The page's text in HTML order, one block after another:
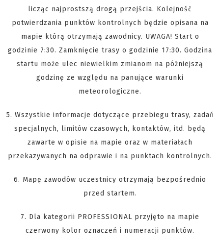
licząc najprostszą drogą przejścia. Kolejność
potwierdzania punktów kontrolnych będzie opisana na
mapie którą otrzymają zawodnicy. UWAGA! Start o
godzinie 7:30. Zamknięcie trasy o godzinie 17:30. Godzina
startu może ulec niewielkim zmianom na późniejszą
godzinę ze względu na panujące warunki
meteorologiczne.
5. Wszystkie informacje dotyczące przebiegu trasy, zadań
specjalnych, limitów czasowych, kontaktów, itd. będą
zawarte w opisie na mapie oraz w materiałach
przekazywanych na odprawie i na punktach kontrolnych.
6. Mapę zawodów uczestnicy otrzymają bezpośrednio
przed startem.
7. Dla kategorii PROFESSIONAL przyjęto na mapie
czerwony kolor oznaczeń i numeracji punktów.